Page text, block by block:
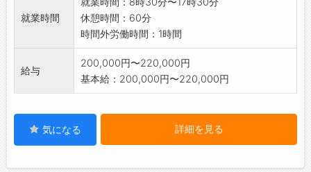
就業時間
休憩時間：60分
時間外労働時間：1時間
給与
200,000円〜220,000円
基本給：200,000円〜220,000円
気になる 詳細を見る